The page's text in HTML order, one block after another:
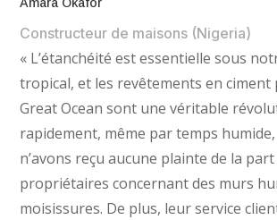
Constructeur de maisons (Nigeria)
« L’étanchéité est essentielle sous
tropical, et les revêtements en ciment
Great Ocean sont une véritable
rapidement, même par temps
n’avons reçu aucune plainte de la part
propriétaires concernant des murs
moisissures. De plus, leur service